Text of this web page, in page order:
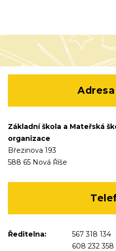
Základní škola a Mateřská
organizace
Březinova 193
588 65 Nová Říše
Ředitelna:
567 318 134
608 232 358